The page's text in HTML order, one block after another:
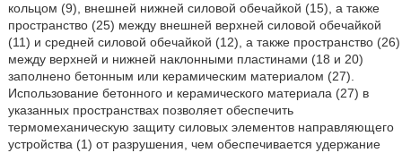
кольцом (9), внешней нижней силовой обечайкой (15), а также
пространство (25) между внешней верхней силовой обечайкой
(11) и средней силовой обечайкой (12), а также пространство (26)
между верхней и нижней наклонными пластинами (18 и 20)
заполнено бетонным или керамическим материалом (27).
Использование бетонного и керамического материала (27) в
указанных пространствах позволяет обеспечить
термомеханическую защиту силовых элементов направляющего
устройства (1) от разрушения, чем обеспечивается удержание